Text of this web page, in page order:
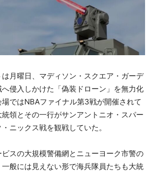
月曜日、マディソン・スクエア・ガーデ
侵入しかけた「偽装ドローン」を無力化
場ではNBAファイナル第3戦が開催されて
領とその一行がサンアントニオ・スパー
ニックス戦を観戦していた。
スの大規模警備網とニューヨーク市警の
般には見えない形で海兵隊員たちも大統